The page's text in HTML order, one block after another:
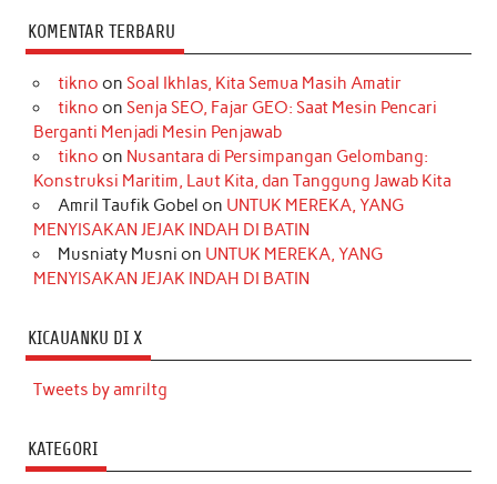
KOMENTAR TERBARU
tikno on Soal Ikhlas, Kita Semua Masih Amatir
tikno on Senja SEO, Fajar GEO: Saat Mesin Pencari
Berganti Menjadi Mesin Penjawab
tikno on Nusantara di Persimpangan Gelombang:
Konstruksi Maritim, Laut Kita, dan Tanggung Jawab Kita
Amril Taufik Gobel on UNTUK MEREKA, YANG
MENYISAKAN JEJAK INDAH DI BATIN
Musniaty Musni on UNTUK MEREKA, YANG
MENYISAKAN JEJAK INDAH DI BATIN
KICAUANKU DI X
Tweets by amriltg
KATEGORI